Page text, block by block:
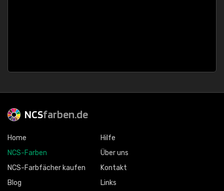
NCSfarben.de
Home
NCS-Farben
NCS-Farbfächer kaufen
Blog
Hilfe
Über uns
Kontakt
Links